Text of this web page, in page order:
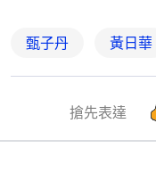
甄子丹 黃日華
搶先表達